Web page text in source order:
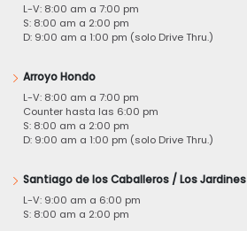
L-V: 8:00 am a 7:00 pm
S: 8:00 am a 2:00 pm
D: 9:00 am a 1:00 pm (solo Drive Thru.)
Arroyo Hondo
L-V: 8:00 am a 7:00 pm
Counter hasta las 6:00 pm
S: 8:00 am a 2:00 pm
D: 9:00 am a 1:00 pm (solo Drive Thru.)
Santiago de los Caballeros / Los Jardines
L-V: 9:00 am a 6:00 pm
S: 8:00 am a 2:00 pm